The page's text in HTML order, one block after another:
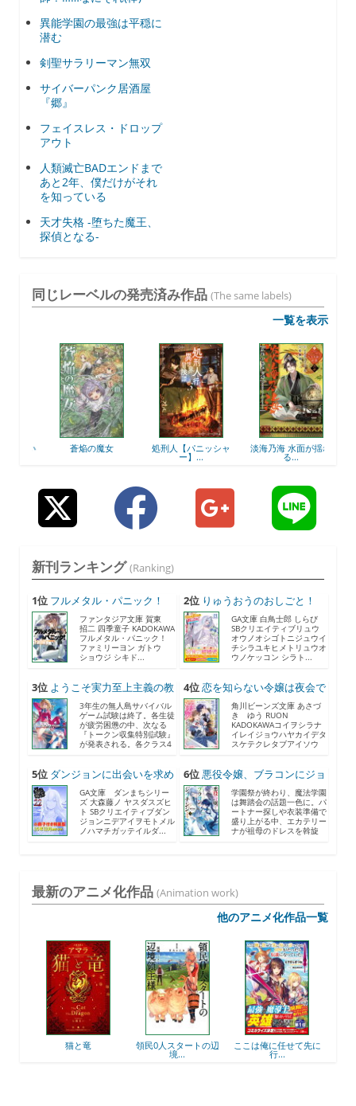
異能学園の最強は平穏に
潜む
剣聖サラリーマン無双
サイバーパンク居酒屋
『郷』
フェイスレス・ドロップ
アウト
人類滅亡BADエンドまで
あと2年、僕だけがそれ
を知っている
天才失格 -堕ちた魔王、
探偵となる-
同じレーベルの発売済み作品 (The same labels)
一覧を表示
蒼焔の魔女 処刑人【パニッシャ
ー】...
淡海乃海 水面が揺れ
る...
新刊ランキング (Ranking)
1位 フルメタル・パニック！
F...
ファンタジア文庫 賀東
招二 四季童子 KADOKAWA
フルメタル・パニック！
ファミリーヨン ガトウ
ショウジ シキド...
2位 りゅうおうのおしごと！
21...
GA文庫 白鳥士郎 しらび
SBクリエイティブリュウ
オウノオシゴトニジュウイ
チシラユキヒメトリュウオ
ウノケッコン シラト...
3位 ようこそ実力至上主義の教
室...
3年生の無人島サバイバル
ゲーム試験は終了。各生徒
が疲労困憊の中、次なる
『トークン収集特別試験』
が発表される。各クラス4
4位恋を知らない令嬢は夜会で
助...
角川ビーンズ文庫 あさづ
き ゆう RUON
KADOKAWAコイヲシラナ
イレイジョウハヤカイデタ
スケテクレタブアイソウ
5位 ダンジョンに出会いを求め
る...
GA文庫 ダンまちシリー
ズ 大森藤ノ ヤスダスズヒ
ト SBクリエイティブダン
ジョンニデアイヲモトメル
ノハマチガッテイルダ...
6位悪役令嬢、ブラコンにジョ
ブ...
学園祭が終わり、魔法学園
は舞踏会の話題一色に。パ
ートナー探しや衣装準備で
盛り上がる中、エカテリー
ナが祖母のドレスを斡旋
最新のアニメ化作品 (Animation work)
他のアニメ化作品一覧
猫と竜 領民0人スタートの辺
境...
ここは俺に任せて先に
行...